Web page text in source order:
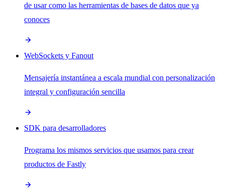
de usar como las herramientas de bases de datos que ya
conoces
WebSockets y Fanout
Mensajería instantánea a escala mundial con personalización
integral y configuración sencilla
SDK para desarrolladores
Programa los mismos servicios que usamos para crear
productos de Fastly